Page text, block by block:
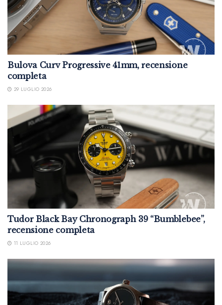
Bulova Curv Progressive 41mm, recensione
completa
29 LUGLIO 2026
Tudor Black Bay Chronograph 39 “Bumblebee”,
recensione completa
11 LUGLIO 2026